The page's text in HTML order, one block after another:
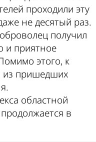
проходили эту
не десятый раз.
получил
и приятное
этого, к
из пришедших
областной
в